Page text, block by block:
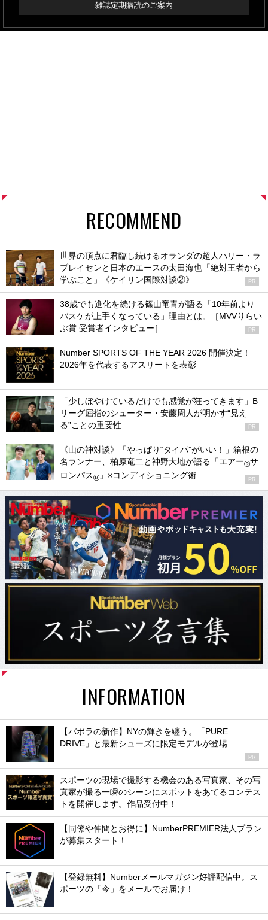
雑誌定期購読のご案内
RECOMMEND
世界の頂点に君臨し続けるオランダの超人ハリー・ラ
ブレイセンと日本のエースの太田海也「絶対王者から
学ぶこと」《ケイリン国際対談②》
PR
38歳でも進化を続ける篠山竜青が語る「10年前より
バスケが上手くなっている」理由とは。［MVVりらい
ぶ賞 受賞者インタビュー］
PR
Number SPORTS OF THE YEAR 2026 開催決定！
2026年を代表するアスリートを表彰
「少しぼやけているだけでも感覚が狂ってきます」B
リーグ屈指のシューター・安藤周人が明かす“見え
る”ことの重要性
PR
《山の神対談》「やっぱり“タイパ”がいい！」箱根の
名ランナー、柏原竜二と神野大地が語る「エアー®サ
ロンパス® 」×コンディショニング術 PR
INFORMATION
【バボラの新作】NYの輝きを纏う。「PURE
DRIVE」と最新シューズに限定モデルが登場
PR
スポーツの現場で撮影する機会のある写真家、その写
真家が撮る一瞬のシーンにスポットをあてるコンテス
トを開催します。作品受付中！
【同僚や仲間とお得に】NumberPREMIER法人プラン
が募集スタート！
【登録無料】Numberメールマガジン好評配信中。ス
ポーツの「今」をメールでお届け！